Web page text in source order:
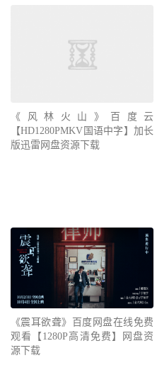
《风林火山》百度云
【HD1280PMKV国语中字】加长
版迅雷网盘资源下载
《震耳欲聋》百度网盘在线免费
观看【1280P高清免费】网盘资
源下载